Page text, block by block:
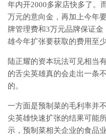
年内开2000多家店快多了。
万元的意向金，再加上今年
牌管理费和3万元品牌保证
雄今年扩张要获取的费用至
陆正耀的资本玩法可见相当
的舌尖英雄真的会走出一条
的。
一方面是预制菜的毛利率并
尖英雄快速扩张的结果可能
示，预制菜相关企业的食品